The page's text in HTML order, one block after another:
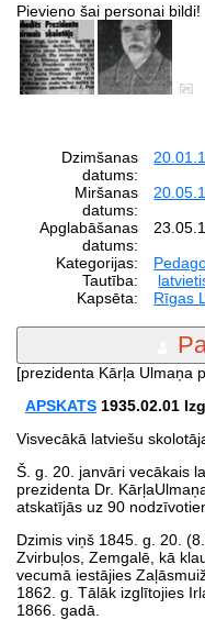
Pievieno šai personai bildi!
Dzimšanas
datums:
Miršanas
datums:
Apglabāšanas
datums:
Kategorijas:
Tautība:
Kapsēta:
Rīgas
[prezidenta Kārļa Ulmaņa
APSKATS 1935.02.01
Visvecākā latviešu
Š. g. 20. janvāri vecākais
prezidenta Dr.
atskatījās uz 90
Dzimis viņš 1845. g. 20.
Zvirbuļos, Zemgalē, kā
vecumā iestājies
1862. g. Tālāk izglītojies
1866. gadā.